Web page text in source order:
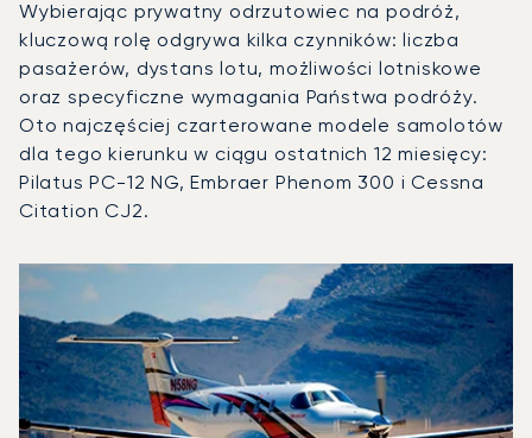
Wybierając prywatny odrzutowiec na podróż,
kluczową rolę odgrywa kilka czynników: liczba
pasażerów, dystans lotu, możliwości lotniskowe
oraz specyficzne wymagania Państwa podróży.
Oto najczęściej czarterowane modele samolotów
dla tego kierunku w ciągu ostatnich 12 miesięcy:
Pilatus PC-12 NG, Embraer Phenom 300 i Cessna
Citation CJ2.
Zdjęcie samolotu
Model samolotu
Miejsca
Prędkość (km/h)
Prędkość (węzły)Zasięg (km)
Zasięg (NM)